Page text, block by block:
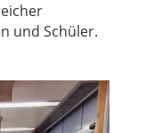
und Schüler.